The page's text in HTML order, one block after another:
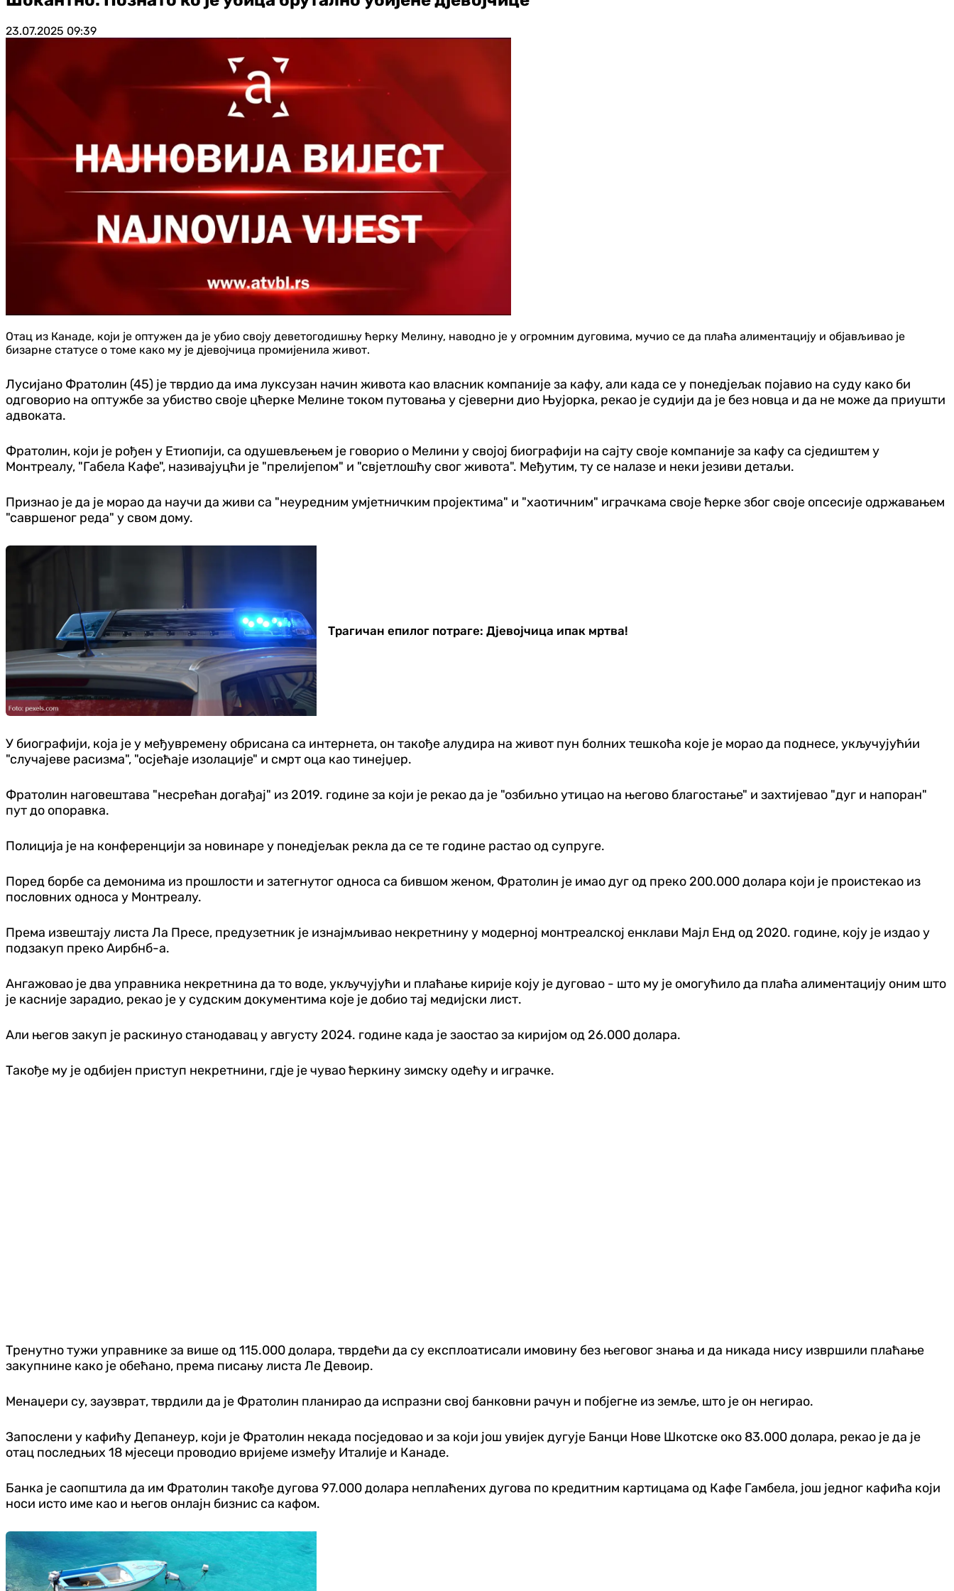
23.07.2025 09:39
Отац из Канаде, који је оптужен да је убио своју деветогодишњу ћерку Мелину, наводно је у огромним дуговима, мучио се да плаћа алиментацију и објављивао је
бизарне статусе о томе како му је дјевојчица промијенила живот.
Лусијано Фратолин (45) је тврдио да има луксузан начин живота као власник компаније за кафу, али када се у понедјељак појавио на суду како би
одговорио на оптужбе за убиство своје цћерке Мелине током путовања у сјеверни дио Њујорка, рекао је судији да је без новца и да не може да приушти
адвоката.
Фратолин, који је рођен у Етиопији, са одушевљењем је говорио о Мелини у својој биографији на сајту своје компаније за кафу са сједиштем у
Монтреалу, "Габела Кафе", називајуцћи је "прелијепом" и "свјетлошћу свог живота". Међутим, ту се налазе и неки језиви детаљи.
Признао је да је морао да научи да живи са "неуредним умјетничким пројектима" и "хаотичним" играчкама своје ћерке због своје опсесије одржавањем
"савршеног реда" у свом дому.
Трагичан епилог потраге: Дјевојчица ипак мртва!
У биографији, која је у међувремену обрисана са интернета, он такође алудира на живот пун болних тешкоћа које је морао да поднесе, укључујући́и
"случајеве расизма", "осјећаје изолације" и смрт оца као тинејџер.
Фратолин наговештава "несрећан догађај" из 2019. године за који је рекао да је "озбиљно утицао на његово благостање" и захтијевао "дуг и напоран"
пут до опоравка.
Полиција је на конференцији за новинаре у понедјељак рекла да се те године растао од супруге.
Поред борбе са демонима из прошлости и затегнутог односа са бившом женом, Фратолин је имао дуг од преко 200.000 долара који је проистекао из
пословних односа у Монтреалу.
Према извештају листа Ла Пресе, предузетник је изнајмљивао некретнину у модерној монтреалској енклави Мајл Енд од 2020. године, коју је издао у
подзакуп преко Аирбнб-а.
Ангажовао је два управника некретнина да то воде, укључујући и плаћање кирије коју је дуговао - што му је омогућило да плаћа алиментацију оним што
је касније зарадио, рекао је у судским документима које је добио тај медијски лист.
Али његов закуп је раскинуо станодавац у августу 2024. године када је заостао за киријом од 26.000 долара.
Такође му је одбијен приступ некретнини, гдје је чувао ћеркину зимску одећу и играчке.
Тренутно тужи управнике за више од 115.000 долара, тврдећи да су експлоатисали имовину без његовог знања и да никада нису извршили плаћање
закупнине како је обећано, према писању листа Ле Девоир.
Менаџери су, заузврат, тврдили да је Фратолин планирао да испразни свој банковни рачун и побјегне из земље, што је он негирао.
Запослени у кафићу Депанеур, који је Фратолин некада посједовао и за који још увијек дугује Банци Нове Шкотске око 83.000 долара, рекао је да је
отац последњих 18 мјесеци проводио вријеме између Италије и Канаде.
Банка је саопштила да им Фратолин такође дугова 97.000 долара неплаћених дугова по кредитним картицама од Кафе Гамбела, још једног кафића који
носи исто име као и његов онлајн бизнис са кафом.